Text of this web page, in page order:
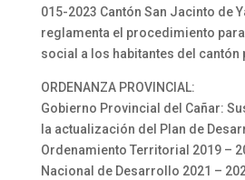
015-2023 Cantón San Jacinto de
reglamenta el procedimiento
social a los habitantes del cantón
ORDENANZA PROVINCIAL:
Gobierno Provincial del Cañar:
la actualización del Plan de
Ordenamiento Territorial 2019 –
Nacional de Desarrollo 2021 –